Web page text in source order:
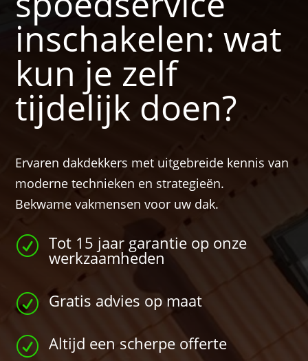
inschakelen: wat
kun je zelf
tijdelijk doen?
Ervaren dakdekkers met uitgebreide kennis van
moderne technieken en strategieën.
Bekwame vakmensen voor uw dak.
R Tot 15 jaar garantie op onze
werkzaamheden
R Gratis advies op maat
R Altijd een scherpe offerte